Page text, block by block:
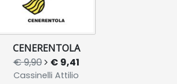
CENERENTOLA
€ 9,90 € 9,41
Cassinelli Attilio